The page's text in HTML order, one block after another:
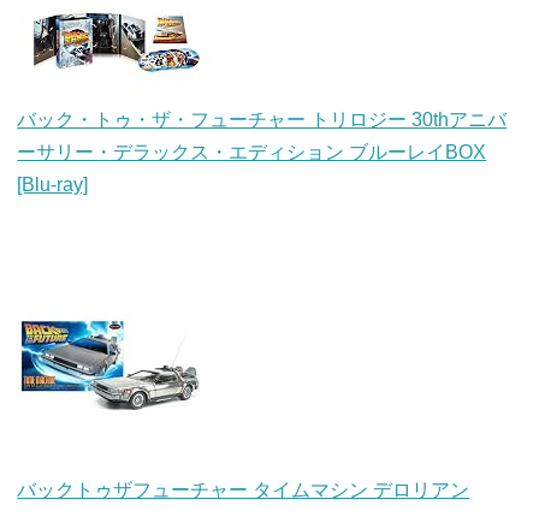
バック・トゥ・ザ・フューチャー トリロジー 30thアニバ
ーサリー・デラックス・エディション ブルーレイBOX
[Blu-ray]
バックトゥザフューチャー タイムマシン デロリアン